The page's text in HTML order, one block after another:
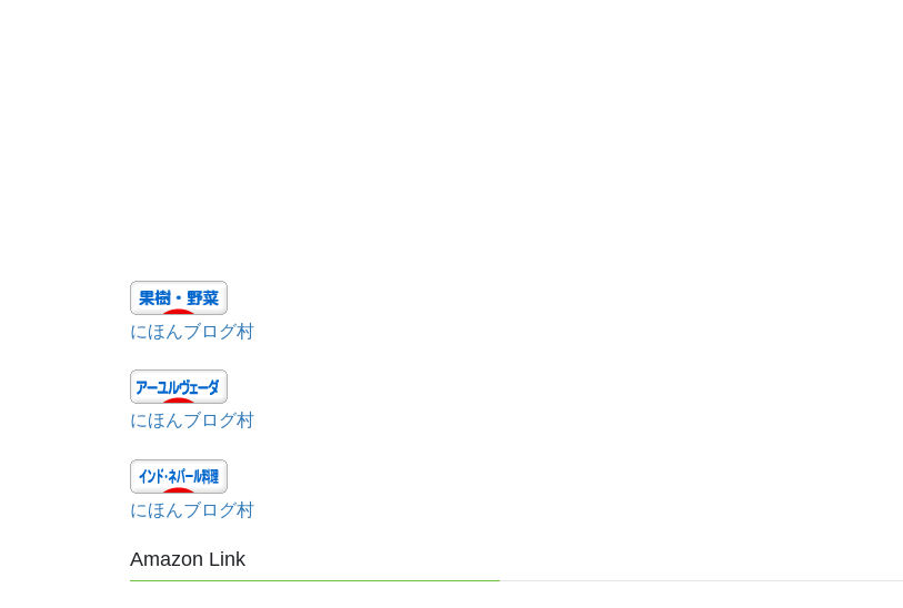
にほんブログ村
にほんブログ村
にほんブログ村
Amazon Link